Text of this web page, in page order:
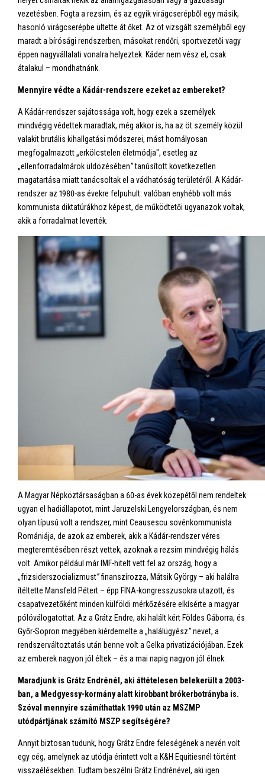
vezetésben. Fogta a rezsim, és az egyik virágcserépből egy másik,
hasonló virágcserépbe ültette át őket. Az öt vizsgált személyből egy
maradt a bírósági rendszerben, másokat rendőri, sportvezetői vagy
éppen nagyvállalati vonalra helyeztek. Káder nem vész el, csak
átalakul – mondhatnánk.
Mennyire védte a Kádár-rendszere ezeket az embereket?
A Kádár-rendszer sajátossága volt, hogy ezek a személyek
mindvégig védettek maradtak, még akkor is, ha az öt személy közül
valakit brutális kihallgatási módszerei, mást homályosan
megfogalmazott „erkölcstelen életmódja", esetleg az
„ellenforradalmárok üldözésében”tanúsított következetlen
magatartása miatt tanácsoltak el a vádhatóság területéről. A Kádár-
rendszer az 1980-as évekre felpuhult: valóban enyhébb volt más
kommunista diktatúrákhoz képest, de működtetői ugyanazok voltak,
akik a forradalmat leverték.
A Magyar Népköztársaságban a 60-as évek közepétől nem rendeltek
ugyan el hadiállapotot, mint Jaruzelski Lengyelországban, és nem
olyan típusú volt a rendszer, mint Ceausescu sovénkommunista
Romániája, de azok az emberek, akik a Kádár-rendszer véres
megteremtésében részt vettek, azoknak a rezsim mindvégig hálás
volt. Amikor például már IMF-hitelt vett fel az ország, hogy a
„frizsiderszocializmust”finanszírozza, Mátsik György – aki halálra
ítéltette Mansfeld Pétert – épp FINA-kongresszusokra utazott, és
csapatvezetőként minden külföldi mérkőzésére elkísérte a magyar
pólóválogatottat. Az a Grátz Endre, aki halált kért Földes Gáborra, és
Győr-Sopron megyében kiérdemelte a „halálügyész”nevet, a
rendszerváltoztatás után benne volt a Gelka privatizációjában. Ezek
az emberek nagyon jól éltek – és a mai napig nagyon jól élnek.
Maradjunk is Grátz Endrénél, aki áttételesen belekerült a 2003-
ban, a Medgyessy-kormány alatt kirobbant brókerbotrányba is.
Szóval mennyire számíthattak 1990 után az MSZMP
utódpártjának számító MSZP segítségére?
Annyit biztosan tudunk, hogy Grátz Endre feleségének a nevén volt
egy cég, amelynek az utódja érintett volt a K&H Equitiesnél történt
visszaélésekben. Tudtam beszélni Grátz Endrénével, aki igen